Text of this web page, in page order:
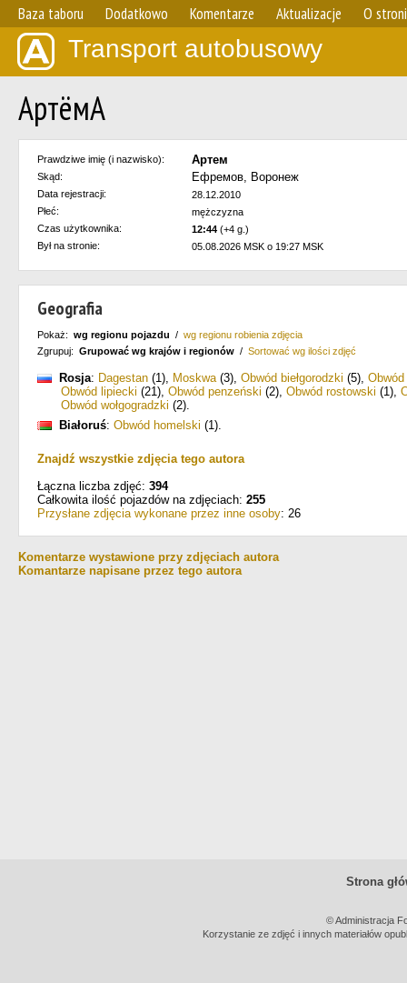
Baza taboru Dodatkowo Komentarze Aktualizacje O
Transport autobusowy
АртёмА
Prawdziwe imię (i nazwisko): Артем
Skąd: Ефремов, Воронеж
Data rejestracji:
28.12.2010
Płeć:
mężczyzna
Czas użytkownika:
12:44 (+4 g.)
Był na stronie:
05.08.2026 MSK o 19:27 MSK
Geografia
Pokaż: wg regionu pojazdu / wg regionu robienia zdjęcia
Zgrupuj: Grupować wg krajów i regionów / Sortować wg ilości zdjęć
Rosja: Dagestan (1), Moskwa(3), Obwód biełgorodzki (5), Obwód
Obwód lipiecki (21), Obwód penzeński (2), Obwód rostowski (1),
Obwód wołgogradzki (2).
Białoruś: Obwód homelski (1).
Znajdź wszystkie zdjęcia tego autora
Łączna liczba zdjęć: 394
Całkowita ilość pojazdów na zdjęciach: 255
Przysłane zdjęcia wykonane przez inne osoby: 26
Komentarze wystawione przy zdjęciach autora
Komantarze napisane przez tego autora
Strona
© Administracja
Korzystanie ze zdjęć i innych materiałów